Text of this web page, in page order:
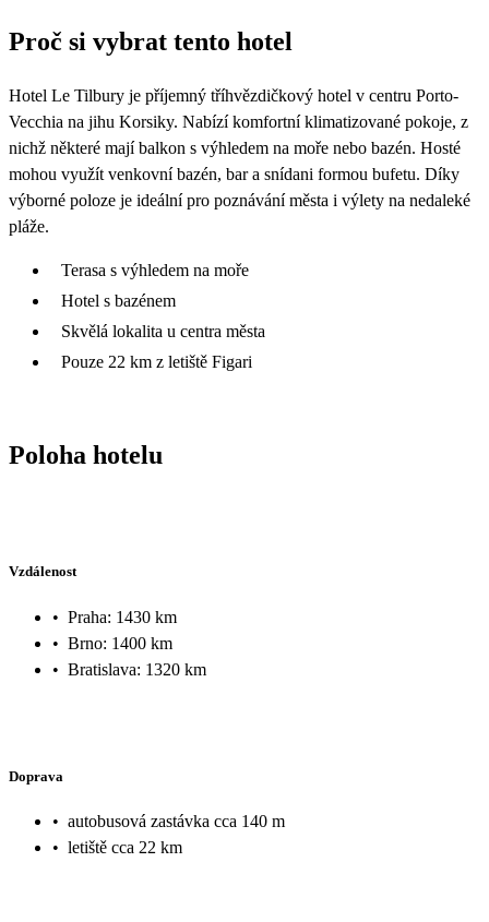
2 039 2 039 2 039 2 039
Proč si vybrat tento hotel
Hotel Le Tilbury je příjemný tříhvězdičkový hotel v centru Porto-
Vecchia na jihu Korsiky. Nabízí komfortní klimatizované pokoje, z
nichž některé mají balkon s výhledem na moře nebo bazén. Hosté
mohou využít venkovní bazén, bar a snídani formou bufetu. Díky
výborné poloze je ideální pro poznávání města i výlety na nedaleké
pláže.
Terasa s výhledem na moře
Hotel s bazénem
Skvělá lokalita u centra města
Pouze 22 km z letiště Figari
Poloha hotelu
Vzdálenost
• Praha: 1430 km
• Brno: 1400 km
• Bratislava: 1320 km
Doprava
• autobusová zastávka cca 140 m
• letiště cca 22 km